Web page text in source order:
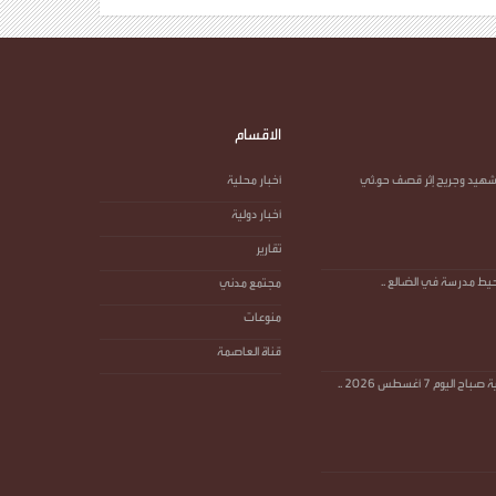
بين شهيد وجريح إثر قصف حو.ثي
مدرسة في الضالع ..
7 أغسطس 2026 ..
الاقسام
أخبار محلية
أخبار دولية
تقارير
مجتمع مدني
منوعات
قناة العاصمة